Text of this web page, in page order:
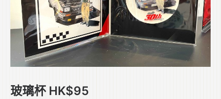
玻璃杯 HK$95